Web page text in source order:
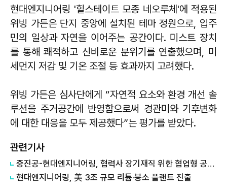
현대엔지니어링 '힐스테이트 모종 네오루체'에 적용된
위빙 가든은 단지 중앙에 설치된 테마 정원으로, 입주
민의 일상과 자연을 이어주는 공간이다. 미스트 장치
를 통해 쾌적하고 신비로운 분위기를 연출했으며, 미
세먼지 저감 및 기온 조절 등 효과까지 고려했다.
위빙 가든은 심사단에게 “자연적 요소와 환경 개선 솔
루션을 주거공간에 반영함으로써 경관미와 기후변화
에 대한 대응을 모두 제공했다”는 평가를 받았다.
관련기사
중진공-현대엔지니어링, 협력사 장기재직 위한 협업형 공제 추진
현대엔지니어링, 美 3조 규모 리튬·붕소 플랜트 진출